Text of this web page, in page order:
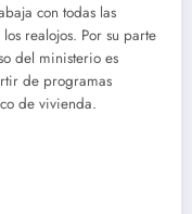
con todas las
realojos. Por su parte
del ministerio es
de programas
de vivienda.